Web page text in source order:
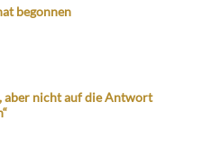
begonnen
aber nicht auf die Antwort